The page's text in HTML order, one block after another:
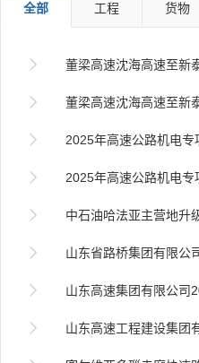
全部 工程 货物
 董梁高速沈海高速至新泰段（董梁）、
 董梁高速沈海高速至新泰段（董梁）
 2025年高速公路机电专
 2025年高速公路机电
 中石油哈法亚主营地升级
 山东省路桥集团有限公
 山东高速集团有限公司2024年养护专
 山东高速工程建设集团有限公司